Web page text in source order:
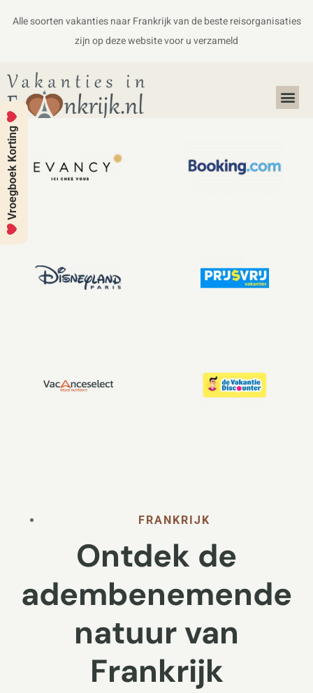
Alle soorten vakanties naar Frankrijk van de beste reisorganisaties
zijn op deze website voor u verzameld
FRANKRIJK
Ontdek de
adembenemende
natuur van
Frankrijk
Vroegboek Korting